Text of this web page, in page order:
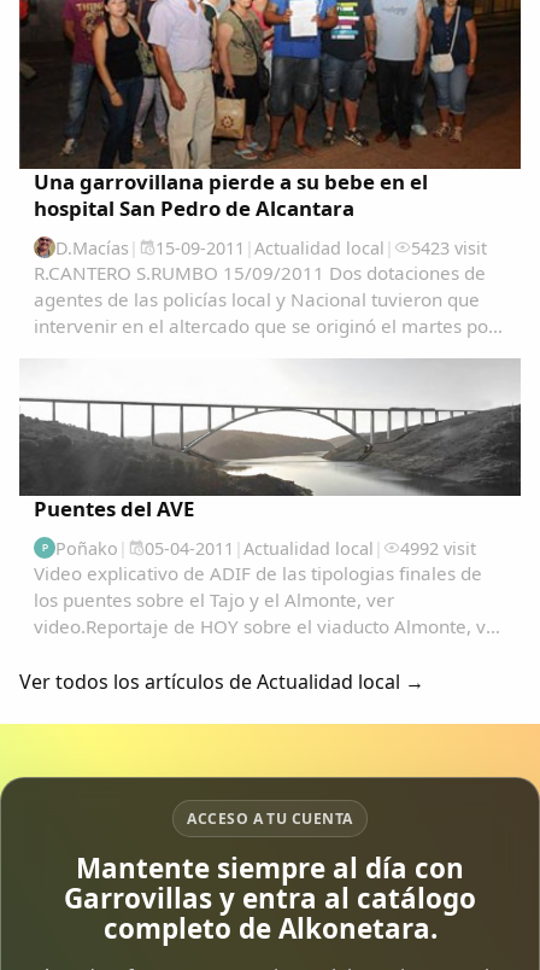
Una garrovillana pierde a su bebe en el
hospital San Pedro de Alcantara
D.Macías | 15-09-2011 | Actualidad local | 5423 visit
R.CANTERO S.RUMBO 15/09/2011 Dos dotaciones de
agentes de las policías local y Nacional tuvieron que
intervenir en el altercado que se originó el martes por
Puentes del AVE
P Poñako | 05-04-2011 | Actualidad local | 4992 visit
Video explicativo de ADIF de las tipologias finales de
los puentes sobre el Tajo y el Almonte, ver
video.Reportaje de HOY sobre el viaducto Almonte, ver
sobre google earth....
Ver todos los artículos de Actualidad local →
ACCESO A TU CUENTA
Mantente siempre al día con
Garrovillas y entra al catálogo
completo de Alkonetara.